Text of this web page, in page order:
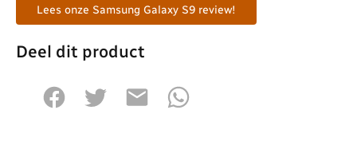
Lees onze Samsung Galaxy S9 review!
Deel dit product